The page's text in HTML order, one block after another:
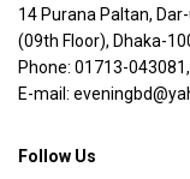
14 Purana Paltan,
(09th Floor), Dhaka-
Phone: 01713-
E-mail:
Follow Us